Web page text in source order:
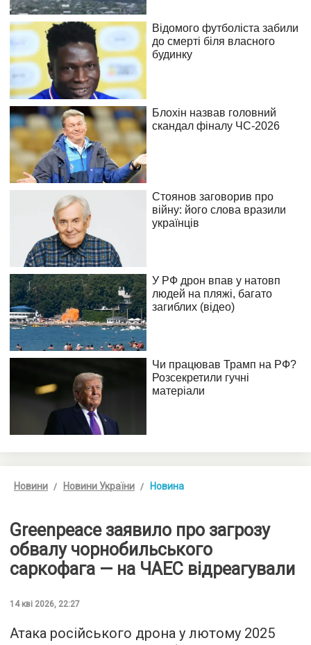
Новини Новини України Новина
Greenpeace заявило про загрозу
обвалу чорнобильського
саркофага — на ЧАЕС відреагували
14 кві 2026, 22:27
Атака російського дрона у лютому 2025